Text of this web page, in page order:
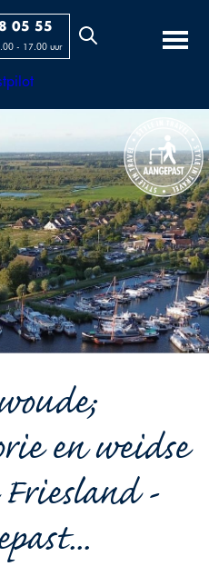
05 55
- 17.00 uur
en weidse
-